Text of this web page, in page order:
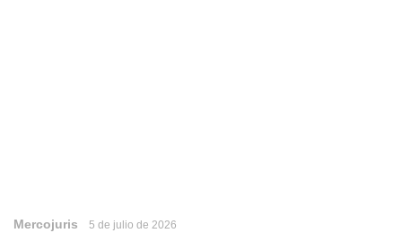
Mercojuris 5 de julio de 2026